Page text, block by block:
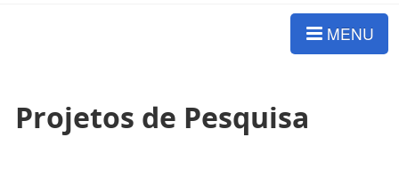
MENU
Projetos de Pesquisa